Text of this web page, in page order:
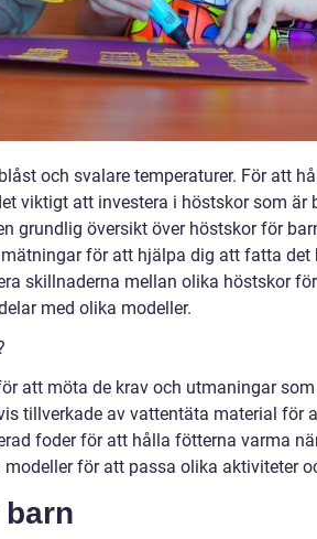
och svalare temperaturer. För att
viktigt att investera i höstskor som är
grundlig översikt över höstskor för
för att hjälpa dig att fatta
skillnaderna mellan olika höstskor
med olika modeller.
att möta de krav och utmaningar
tillverkade av vattentäta material för
foder för att hålla fötterna varma
för att passa olika aktiviteter